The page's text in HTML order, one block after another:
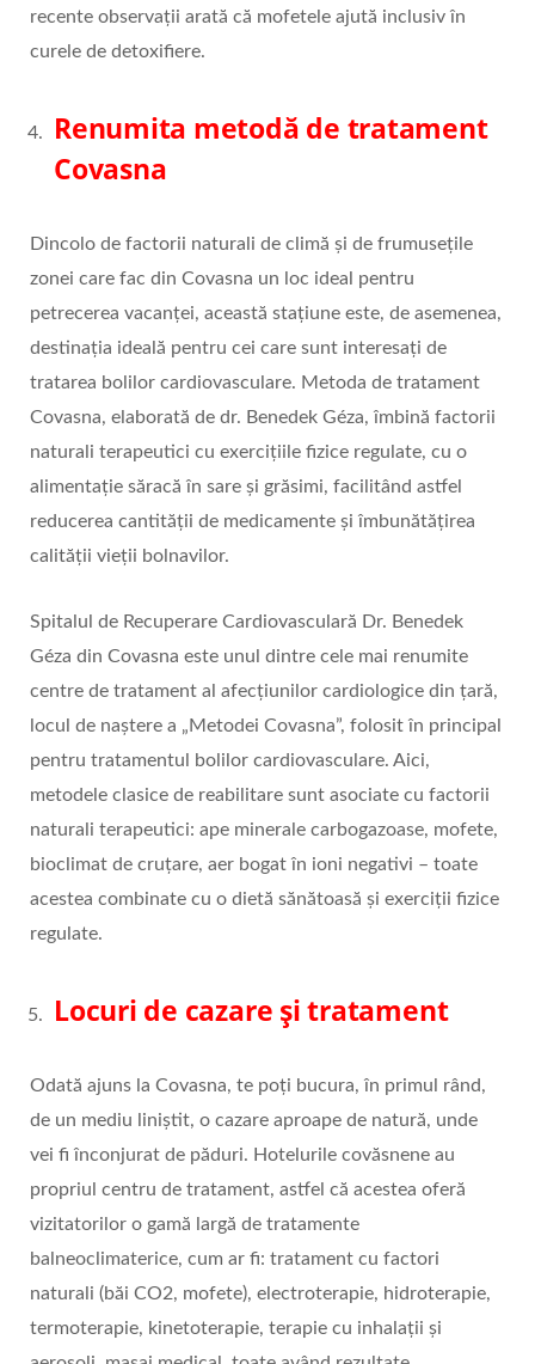
recente observații arată că mofetele ajută inclusiv în
curele de detoxifiere.
Renumita metodă de tratament
Covasna
Dincolo de factorii naturali de climă și de frumusețile
zonei care fac din Covasna un loc ideal pentru
petrecerea vacanței, această stațiune este, de asemenea,
destinația ideală pentru cei care sunt interesați de
tratarea bolilor cardiovasculare. Metoda de tratament
Covasna, elaborată de dr. Benedek Géza, îmbină factorii
naturali terapeutici cu exerciţiile fizice regulate, cu o
alimentaţie săracă în sare şi grăsimi, facilitând astfel
reducerea cantităţii de medicamente şi îmbunătăţirea
calităţii vieţii bolnavilor.
Spitalul de Recuperare Cardiovasculară Dr. Benedek
Géza din Covasna este unul dintre cele mai renumite
centre de tratament al afecțiunilor cardiologice din țară,
locul de naștere a „Metodei Covasna”, folosit în principal
pentru tratamentul bolilor cardiovasculare. Aici,
metodele clasice de reabilitare sunt asociate cu factorii
naturali terapeutici: ape minerale carbogazoase, mofete,
bioclimat de cruțare, aer bogat în ioni negativi – toate
acestea combinate cu o dietă sănătoasă și exerciții fizice
regulate.
Locuri de cazare și tratament
Odată ajuns la Covasna, te poți bucura, în primul rând,
de un mediu liniștit, o cazare aproape de natură, unde
vei fi înconjurat de păduri. Hotelurile covăsnene au
propriul centru de tratament, astfel că acestea oferă
vizitatorilor o gamă largă de tratamente
balneoclimaterice, cum ar fi: tratament cu factori
naturali (băi CO2, mofete), electroterapie, hidroterapie,
termoterapie, kinetoterapie, terapie cu inhalații și